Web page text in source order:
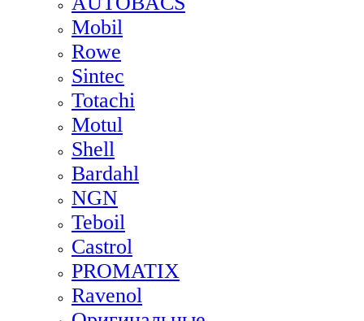
Mobil
Rowe
Sintec
Totachi
Motul
Shell
Bardahl
NGN
Teboil
Castrol
PROMATIX
Ravenol